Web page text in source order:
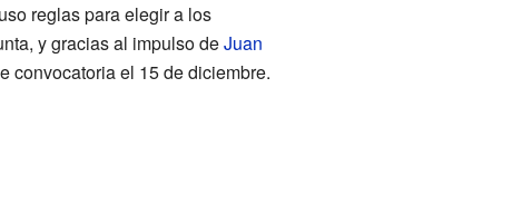
reglas para elegir a los
y gracias al impulso deJuan
convocatoria el 15 de diciembre.